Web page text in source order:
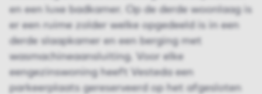
en een luxe badkamer. Op de derde woonlaag is
er een ruime zolder welke opgedeeld is in een
derde slaapkamer en een berging met
wasmachineaansluiting. Voor elke
eengezinswoning heeft Vesteda een
parkeerplaats gereserveerd op het afgesloten